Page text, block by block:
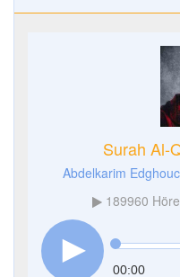
Surah Al-
Abdelkarim
189960
00:00